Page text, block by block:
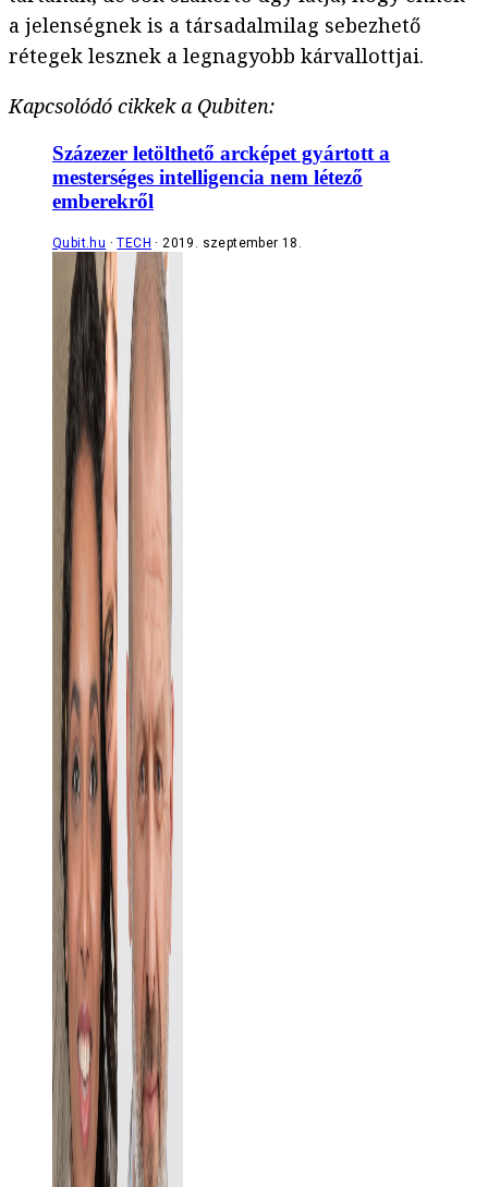
a jelenségnek is a társadalmilag sebezhető
rétegek lesznek a legnagyobb kárvallottjai.
Kapcsolódó cikkek a Qubiten:
Százezer letölthető arcképet gyártott a
mesterséges intelligencia nem létező
emberekről
Qubit.hu TECH 2019. szeptember 18.